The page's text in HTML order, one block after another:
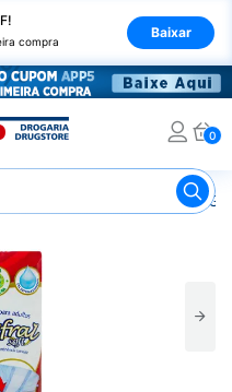
compra
Baixar
0
Fralda